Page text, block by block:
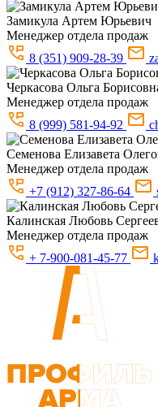
Замикула Артем Юрьевич
Менеджер отдела продаж
8 (351) 909-28-39
Черкасова Ольга
Менеджер отдела продаж
8 (999) 581-94-92
Семенова Елизавета
Менеджер отдела продаж
+7 (912) 327-86-64
Калинская Любовь
Менеджер отдела продаж
+ 7-900-081-45-77